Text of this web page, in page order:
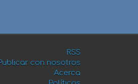
RSS
con nosotros
Acerca